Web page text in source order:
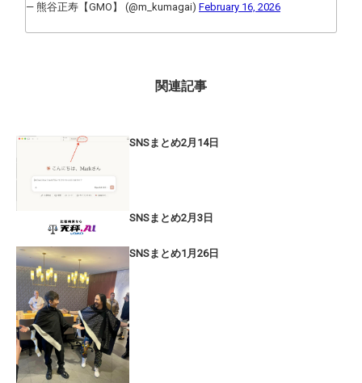
— 熊谷正寿【GMO】 (@m_kumagai) February 16, 2026
関連記事
SNSまとめ2月14日
SNSまとめ2月3日
SNSまとめ1月26日